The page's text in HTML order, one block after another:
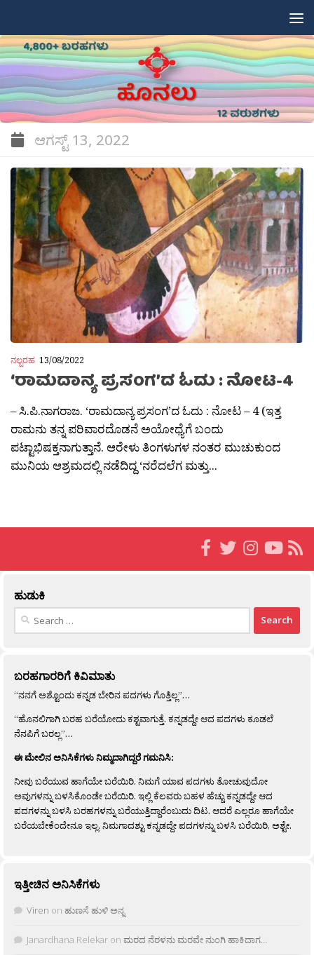
ಆಗಸ್ಟ್ 13, 2022
ನಲ್ಬರಹ 13/08/2022
‘ರಾಮದಾನ್ಯ ಪ್ರಸಂಗ’ದ ಓದು : ನೋಟ-4
– ಸಿ.ಪಿ.ನಾಗರಾಜ. ‘ರಾಮದಾನ್ಯ ಪ್ರಸಂಗ’ದ ಓದು : ನೋಟ – 4 (ಇತ್ತ
ರಾಮನು ತನ್ನ ಪರಿವಾರದೊಡನೆ ಅಯೋಧ್ಯೆಗೆ ಬಂದು
ಪಟ್ಟಾಭಿಷಕ್ತನಾಗುತ್ತಾನೆ. ಆರೇಳು ತಿಂಗಳುಗಳ ನಂತರ ಮುಚುಕುಂದ
ಮುನಿಯ ಆಶ್ರಮದಲ್ಲಿ ನಡೆದಿದ್ದ ‘ನರೆದಲೆಗ ಮತ್ತು...
ಹುಡುಕಿ
Search
ಬರಹಗಾರರಿಗೆ ಕಿವಿಮಾತು
“ನನಗೆ ಅಶ್ಟೊಂದು ಕನ್ನಡ ಬೇರಿನ ಪದಗಳು ಗೊತ್ತಿಲ್ಲ”…
“ಹೊನಲಿಗಾಗಿ ಬರಹ ಬರೆಯೋದು ಕಶ್ಟವಾಗುತ್ತೆ. ಕನ್ನಡದ್ದೇ ಆದ ಪದಗಳು ಕೂಡಲೆ
ನೆನಪಿಗೆ ಬರಲ್ಲ”…
ಈ ಮೇಲಿನ ಅನಿಸಿಕೆಗಳು ನಿಮ್ಮದಾಗಿದ್ದರೆ ಗಮನಿಸಿ:
ನೀವು ಬರೆಯುವ ಹಾಗೆಯೇ ಬರೆಯಿರಿ. ನಿಮಗೆ ಯಾವ ಪದಗಳು ತೋಚುವುದೋ
ಅವುಗಳನ್ನು ಬಳಸಿಕೊಂಡೇ ಬರೆಯಿರಿ. ಇಲ್ಲಿ ಕೆಲವರು ಬಹಳ ಹೆಚ್ಚು ಕನ್ನಡದ್ದೇ ಆದ
ಪದಗಳನ್ನು ಬಳಸಿ ಬರಹಗಳನ್ನು ಬರೆಯುತ್ತಿದ್ದಾರೆಂಬುದು ದಿಟ. ಆದರೆ ಎಲ್ಲರೂ ಹಾಗೆಯೇ
ಬರೆಯಬೇಕೆಂದೇನೂ ಇಲ್ಲ. ನಿಮಗಾದಶ್ಟು ಕನ್ನಡದ್ದೇ ಪದಗಳನ್ನು ಬಳಸಿ ಬರೆಯಿರಿ, ಅಶ್ಟೇ.
ಇತ್ತೀಚಿನ ಅನಿಸಿಕೆಗಳು
Viren on ಹುಣಸೆ ಹುಳಿ ಅನ್ನ
Janardhana Relekar on ಮರದ ನೆರಳನು ಮರವೇ ನುಂಗಿ ಹಾಕಿದಾಗ…